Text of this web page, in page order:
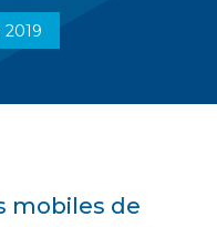
mobiles de